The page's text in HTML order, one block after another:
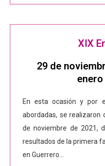
XIX
29 de
En esta ocasión y por
abordadas, se realizaron
de noviembre de 2021,
resultados de la primera
en Guerrero…